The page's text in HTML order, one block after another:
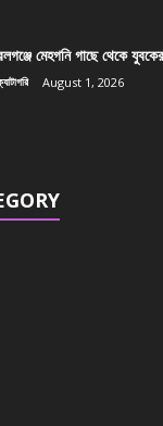
মেহগনি গাছে থেকে
August 1, 2026